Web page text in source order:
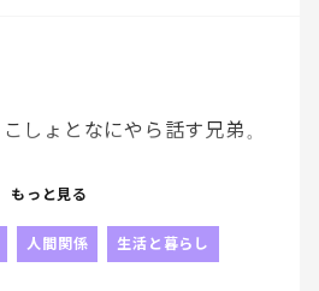
しょとなにやら話す兄弟。
と、、、
やらないの？？早く起きてゲ
もっと見る
人間関係 生活と暮らし